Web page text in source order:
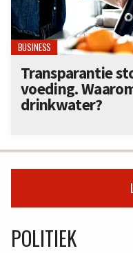
BUSINESS
Transparantie
voeding.
drinkwater?
POLITIEK